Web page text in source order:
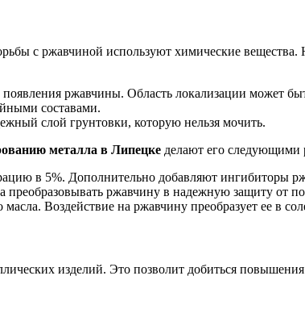
с ржавчиной используют химические
ржавчины. Область локализации может
составами.
слой грунтовки, которую нельзя мочить.
металла в Липецке делают его следующими
в 5%. Дополнительно добавляют ингибиторы
ржавчину в надежную защиту от
Воздействие на ржавчину преобразует ее в
изделий. Это позволит добиться повышения